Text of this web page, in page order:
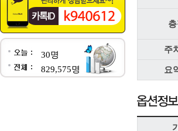
30명
829,575명
주
요